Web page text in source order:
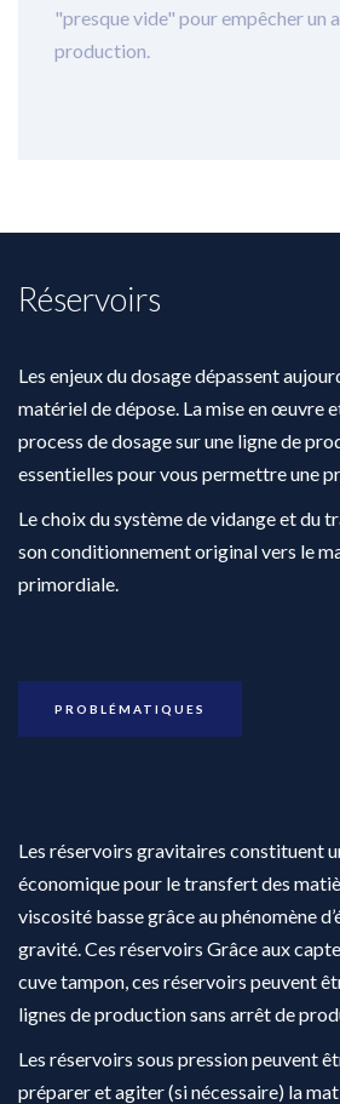
"presque vide" pour empêcher un
production.
Réservoirs
Les enjeux du dosage dépassent
matériel de dépose. La mise en œuvre
process de dosage sur une ligne de
essentielles pour vous permettre une
Le choix du système de vidange et du
son conditionnement original vers le
primordiale.
PROBLÉMATIQUES
Les réservoirs gravitaires constituent
économique pour le transfert des
viscosité basse grâce au phénomène
gravité. Ces réservoirs Grâce aux
cuve tampon, ces réservoirs peuvent
lignes de production sans arrêt de
Les réservoirs sous pression peuvent
préparer et agiter (si nécessaire) la